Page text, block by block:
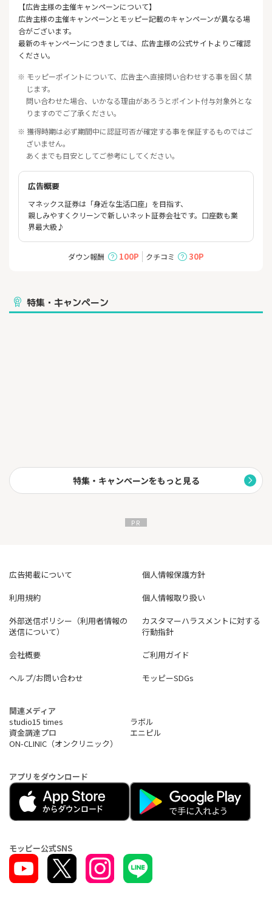
【広告主様の主催キャンペーンについて】
広告主様の主催キャンペーンとモッピー記載のキャンペーンが異なる場
合がございます。
最新のキャンペーンにつきましては、広告主様の公式サイトよりご確認
ください。
※ モッピーポイントについて、広告主へ直接問い合わせする事を固く禁
じます。
問い合わせた場合、いかなる理由があろうとポイント付与対象外とな
りますのでご了承ください。
※ 獲得時期は必ず期間中に認証可否が確定する事を保証するものではご
ざいません。
あくまでも目安としてご参考にしてください。
広告概要
マネックス証券は「身近な生活口座」を目指す、
親しみやすくクリーンで新しいネット証券会社です。口座数も業
界最大級♪
ダウン報酬 100P クチコミ 30P
特集・キャンペーン
特集・キャンペーンをもっと見る
広告掲載について
個人情報保護方針
利用規約
個人情報取り扱い
外部送信ポリシー（利用者情報の
送信について）
カスタマーハラスメントに対する
行動指針
会社概要
ご利用ガイド
ヘルプ/お問い合わせ
モッピーSDGs
関連メディア
studio15 times
ラボル
資金調達プロ
エニピル
ON-CLINIC（オンクリニック）
アプリをダウンロード
モッピー公式SNS